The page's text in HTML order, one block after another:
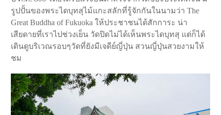
รูปปั้นของพระไดบุทสุไม้แกะสลักที่รู้จักกันในนามว่า The
Great Buddha of Fukuoka ให้ประชาชนได้สักการะ น่า
เสียดายที่เราไปช่วงเย็น วัดปิดไม่ได้เห็นพระไดบุทสุ แต่ก็ได้
เดินดูบริเวณรอบๆวัดที่ยังมีเจดีย์ญี่ปุ่น สวนญี่ปุ่นสวยงามให้
ชม